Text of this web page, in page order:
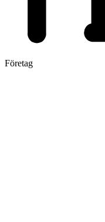
Företag